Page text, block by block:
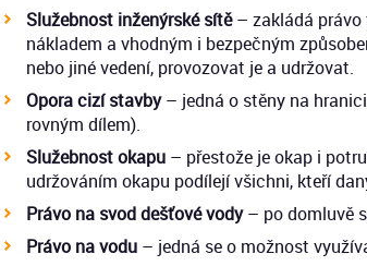
Služebnost inženýrské sítě– zakládá právo
nákladem a vhodným i bezpečným
nebo jiné vedení, provozovat je a udržovat.
Opora cizí stavby– jedná o stěny na
rovným dílem).
Služebnost okapu – přestože je okap i
udržováním okapu podílejí všichni, kteří
Právo na svod dešťové vody– po domluvě
Právo na vodu – jedná se o možnost